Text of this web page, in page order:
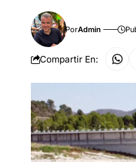
PorAdmin
Compartir En: